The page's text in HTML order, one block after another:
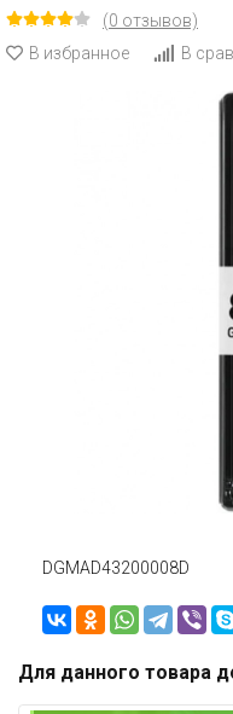
(0 отзывов)
В избранное
В
DGMAD43200008D
Для данного товара